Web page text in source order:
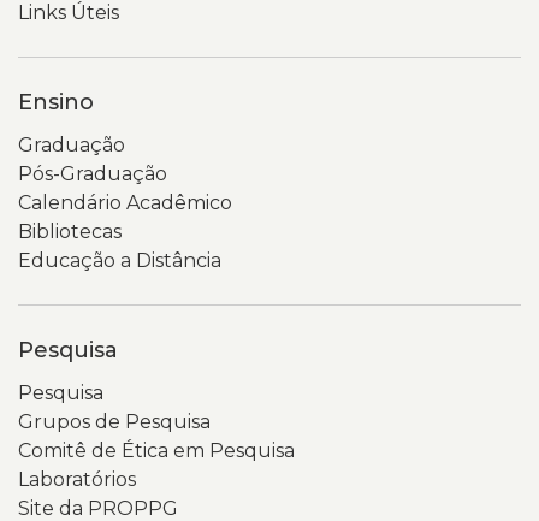
Links Úteis
Ensino
Graduação
Pós-Graduação
Calendário Acadêmico
Bibliotecas
Educação a Distância
Pesquisa
Pesquisa
Grupos de Pesquisa
Comitê de Ética em Pesquisa
Laboratórios
Site da PROPPG